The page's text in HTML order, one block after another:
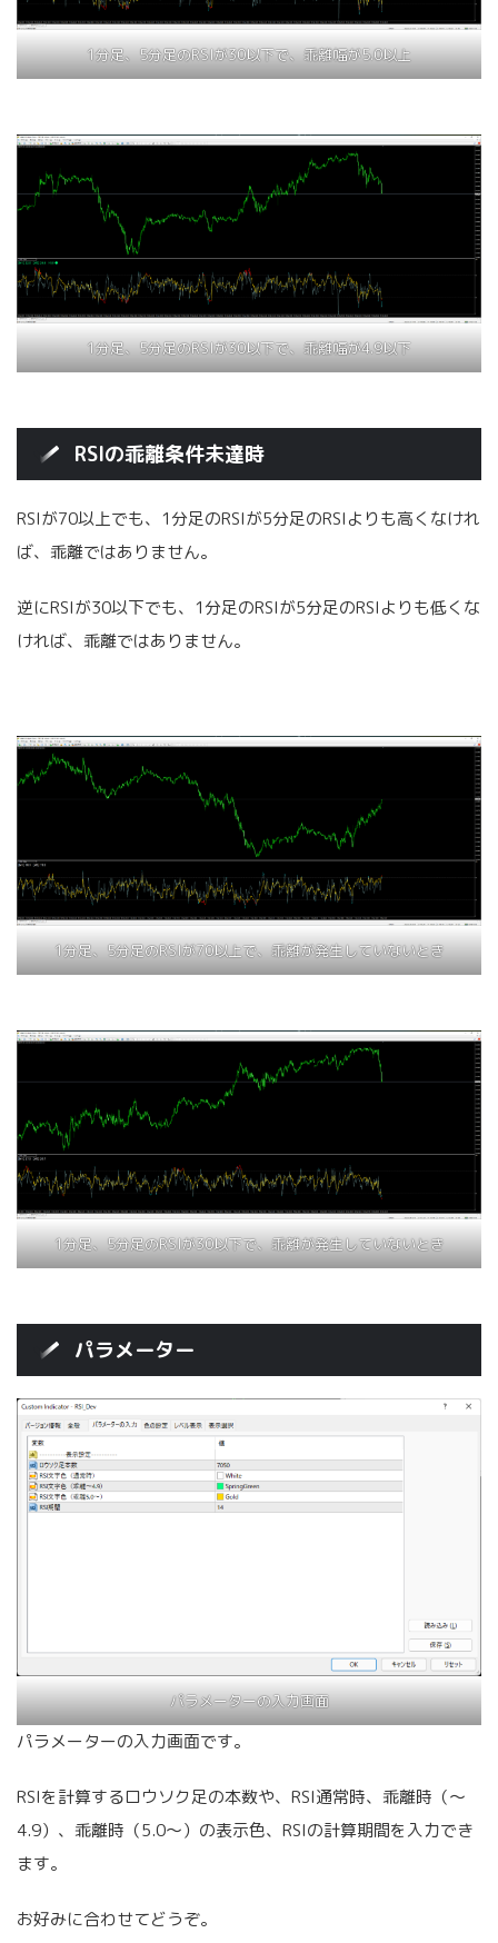
1分足、5分足のRSIが30以下で、乖離幅が5.0以上
1分足、5分足のRSIが30以下で、乖離幅が4.9以下
RSIの乖離条件未達時
RSIが70以上でも、1分足のRSIが5分足のRSIよりも高くなけれ
ば、乖離ではありません。
逆にRSIが30以下でも、1分足のRSIが5分足のRSIよりも低くな
ければ、乖離ではありません。
1分足、5分足のRSIが70以上で、乖離が発生していないとき
1分足、5分足のRSIが30以下で、乖離が発生していないとき
パラメーター
パラメーターの入力画面
パラメーターの入力画面です。
RSIを計算するロウソク足の本数や、RSI通常時、乖離時（～
4.9）、乖離時（5.0～）の表示色、RSIの計算期間を入力でき
ます。
お好みに合わせてどうぞ。